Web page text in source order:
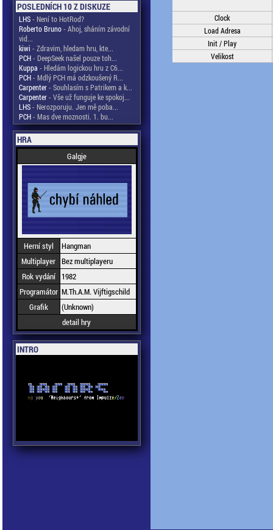
POSLEDNÍCH 10 Z DISKUZE
LHS- Není to HotRod?
Roberto Bruno- Ahoj, sháním závodní
vid...
kiwi - Zdravim, hledam hru, kte...
PCH- DeepSeek našel pouze toh...
Kuppa - Hledám logickou hru z C6...
PCH- Mdlý PCH má odzkoušený R...
Carpenter- Souhlasím s Patrikem a k...
Carpenter- Vše už funguje ke spokoj...
LHS- Nerozporuju. Jen mě poba...
PCH- Mas dve moznosti. 1. bu...
HRA
Galgje
Herní styl
Hangman
Multiplayer Bez multiplayeru
Rok vydání
1982
Programátor M.Th.A.M. Vijftigschild
Grafik
(Unknown)
detail hry
INTRO
Clock
Load Adresa
Init / Play
Velikost